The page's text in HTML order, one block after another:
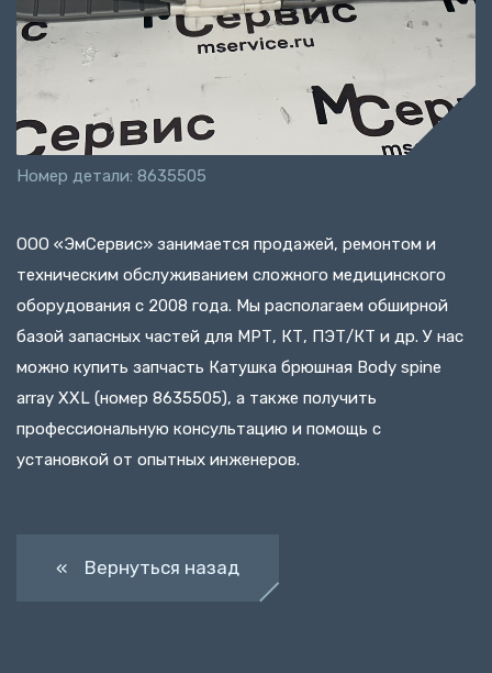
Номер детали: 8635505
ООО «ЭмСервис» занимается продажей, ремонтом и
техническим обслуживанием сложного медицинского
оборудования с 2008 года. Мы располагаем обширной
базой запасных частей для МРТ, КТ, ПЭТ/КТ и др. У нас
можно купить запчасть Катушка брюшная Body spine
array XXL (номер 8635505), а также получить
профессиональную консультацию и помощь с
установкой от опытных инженеров.
« Вернуться назад